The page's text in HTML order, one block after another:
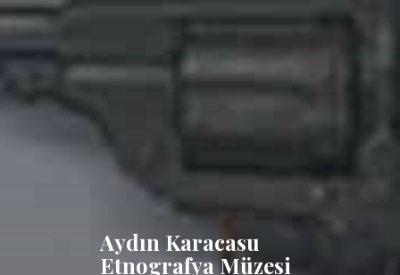
Aydın Karacasu
Etnografya Müzesi